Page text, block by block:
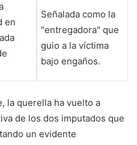
en
Señalada como la
"entregadora" que
guio a la víctima
bajo engaños.
la querella ha vuelto a
de los dos imputados que
un evidente